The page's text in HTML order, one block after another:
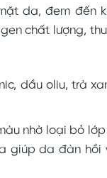
da, đem đến
chất lượng,
dầu oliu, trà
nhờ loại bỏ
giúp da đàn hồi